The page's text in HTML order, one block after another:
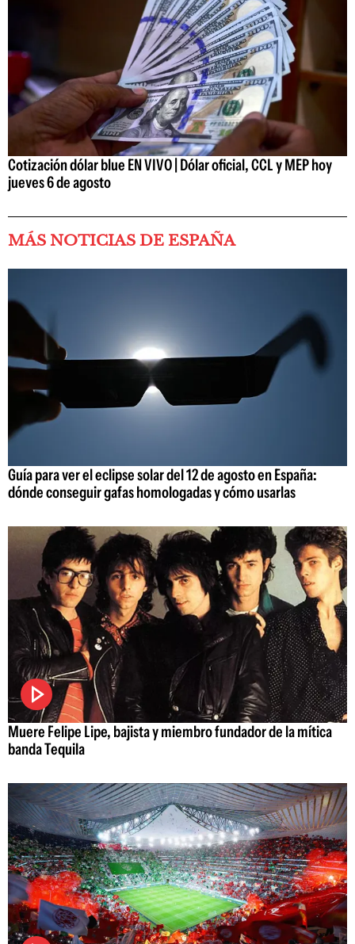
Cotización dólar blue EN VIVO | Dólar oficial, CCL y MEP hoy
jueves 6 de agosto
MÁS NOTICIAS DE ESPAÑA
Guía para ver el eclipse solar del 12 de agosto en España:
dónde conseguir gafas homologadas y cómo usarlas
Muere Felipe Lipe, bajista y miembro fundador de la mítica
banda Tequila